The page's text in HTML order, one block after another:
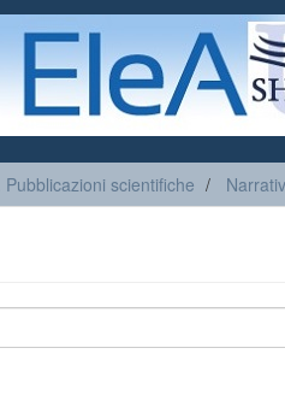
scientifiche